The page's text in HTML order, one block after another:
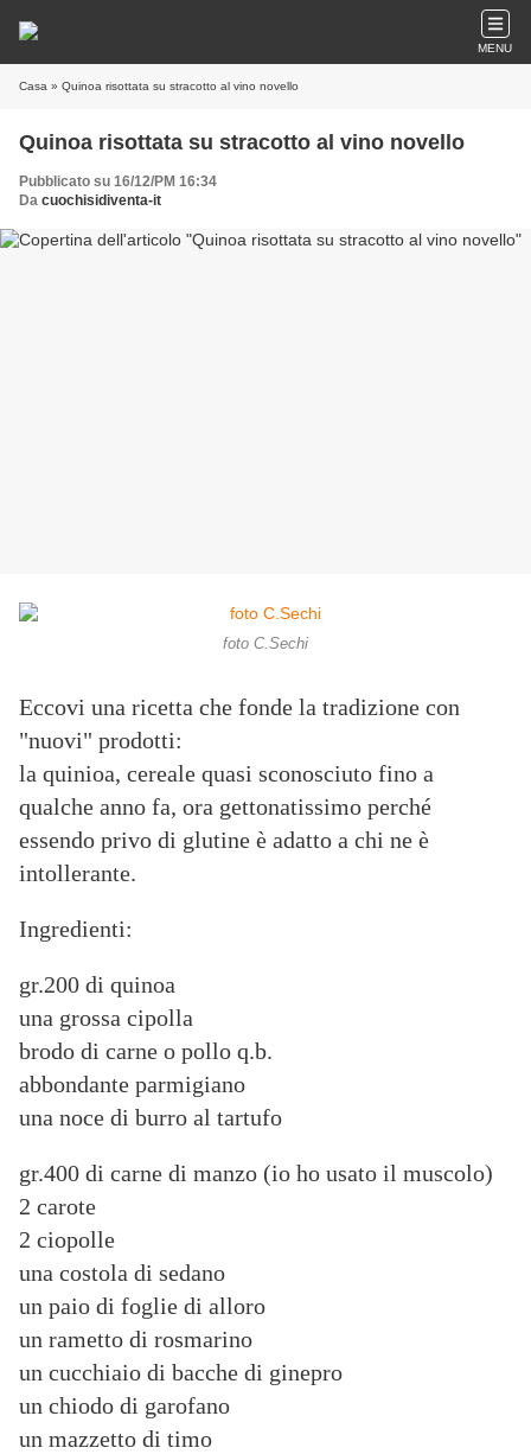
MENU
Casa » Quinoa risottata su stracotto al vino novello
Quinoa risottata su stracotto al vino novello
Pubblicato su 16/12/PM 16:34
Da cuochisidiventa-it
foto C.Sechi
Eccovi una ricetta che fonde la tradizione con
"nuovi" prodotti:
la quinioa, cereale quasi sconosciuto fino a
qualche anno fa, ora gettonatissimo perché
essendo privo di glutine è adatto a chi ne è
intollerante.
Ingredienti:
gr.200 di quinoa
una grossa cipolla
brodo di carne o pollo q.b.
abbondante parmigiano
una noce di burro al tartufo
gr.400 di carne di manzo (io ho usato il muscolo)
2 carote
2 ciopolle
una costola di sedano
un paio di foglie di alloro
un rametto di rosmarino
un cucchiaio di bacche di ginepro
un chiodo di garofano
un mazzetto di timo